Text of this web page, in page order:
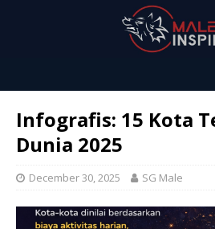
Infografis: 15 Kota
Dunia 2025
December 30, 2025 SG Male